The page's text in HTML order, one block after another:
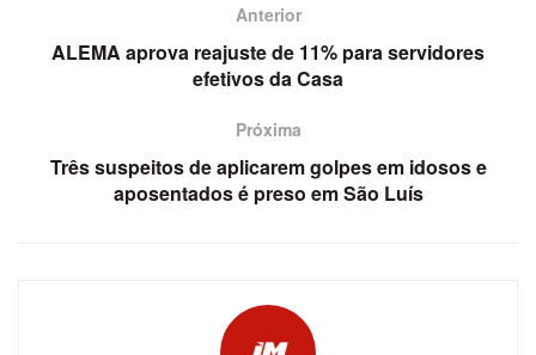
Anterior
ALEMA aprova reajuste de 11% para servidores
efetivos da Casa
Próxima
Três suspeitos de aplicarem golpes em idosos e
aposentados é preso em São Luís